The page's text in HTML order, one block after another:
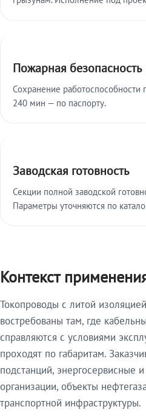
Пожарная безопасность
Сохранение
240 мин — по паспорту.
Заводская готовность
Секции полной заводской
Параметры уточняются по
Контекст
Токопроводы с литой изоляцией
востребованы там, где
справляются с условиями
проходят по габаритам.
подстанций, энергосервисные
организации, объекты
транспортной инфраструктуры.